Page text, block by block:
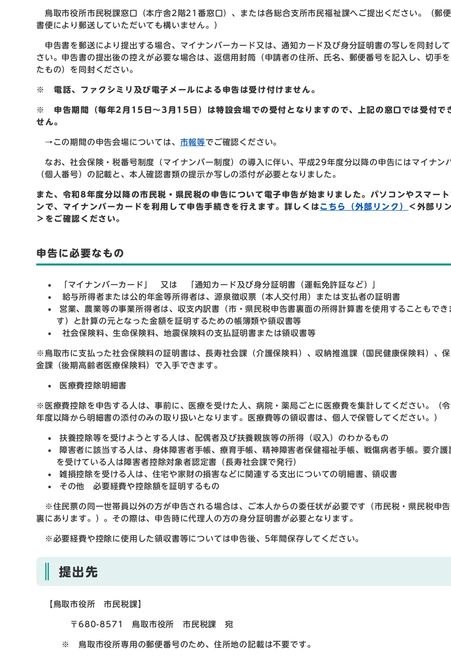
鳥取市役所市民税課窓口（本庁舎2階21番窓口）、または各総合支所市民福祉課へご提出ください。（郵
書便により郵送していただいても構いません。）
申告書を郵送により提出する場合、マイナンバーカード又は、通知カード及び身分証明書の写しを同封し
さい。申告書の提出後の控えが必要な場合は、返信用封筒（申請者の住所、氏名、郵便番号を記入し、切手
たもの）を同封ください。
※ 電話、ファクシミリ及び電子メールによる申告は受け付けません。
※ 申告期間（毎年2月15日～3月15日）は特設会場での受付となりますので、上記の窓口では受付で
せん。
→この期間の申告会場については、 市報等でご確認ください。
なお、社会保険・税番号制度（マイナンバー制度）の導入に伴い、平成29年度分以降の申告にはマイナン
（個人番号）の記載と、本人確認書類の提示か写しの添付が必要となりました。
また、令和8年度分以降の市民税・県民税の申告について電子申告が始まりました。パソコンやスマー
ンで、マイナンバーカードを利用して申告手続きを行えます。詳しくはこちら（外部リンク）
＜外部リ
＞ をご確認ください。
申告に必要なもの
「マイナンバーカード」 又は 「通知カード及び身分証明書（運転免許証など）」
給与所得者または公的年金等所得者は、源泉徴収票（本人交付用）または支払者の証明書
営業、農業等の事業所得者は、収支内訳書（市・県民税申告書裏面の所得計算書を使用することもでき
す）と計算の元となった金額を証明するための帳簿類や領収書等
社会保険料、生命保険料、地震保険料の支払証明書または領収書等
※鳥取市に支払った社会保険料の証明書は、長寿社会課（介護保険料）、収納推進課（国民健康保険料）、
金課（後期高齢者医療保険料）で入手できます。
医療費控除明細書
※医療費控除を申告する人は、事前に、医療を受けた人、病院・薬局ごとに医療費を集計してください。（
年度以降から明細書の添付のみの取り扱いとなります。医療費等の領収書は、個人で保管してください。）
扶養控除等を受けようとする人は、配偶者及び扶養親族等の所得（収入）のわかるもの
障害者に該当する人は、身体障害者手帳、療育手帳、精神障害者保健福祉手帳、戦傷病者手帳。要介護
を受けている人は障害者控除対象者認定書（長寿社会課で発行）
雑損控除を受ける人は、住宅や家財の損害などに関連する支出についての明細書、領収書
その他 必要経費や控除額を証明するもの
※住民票の同一世帯員以外の方が申告される場合は、ご本人からの委任状が必要です（市民税・県民税申
裏にあります。）。その際は、申告時に代理人の方の身分証明書が必要となります。
※必要経費や控除に使用した領収書等については申告後、5年間保存してください。
提出先
【鳥取市役所 市民税課】
〒680-8571 鳥取市役所 市民税課 宛
※ 鳥取市役所専用の郵便番号のため、住所地の記載は不要です。